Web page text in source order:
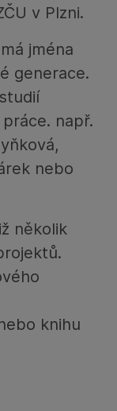
v Plzni.
jména
generace.
např.
nebo
několik
knihu